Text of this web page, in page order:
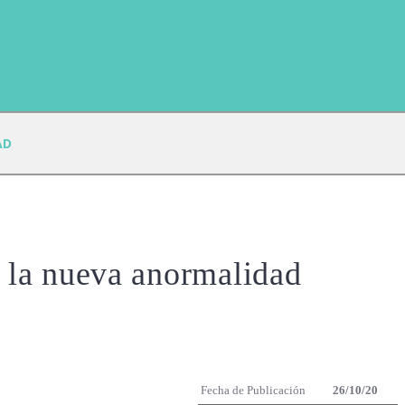
nueva anormalidad
Fecha de Publicación 26/10/20